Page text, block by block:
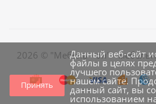
2026 © "Мебель - он" -
Принять
Данный веб-сайт
файлы в целях
лучшего
нашем сайте.
данный сайт, вы
использованием